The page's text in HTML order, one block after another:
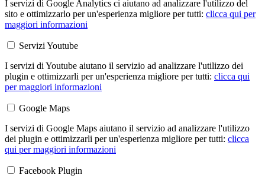
I servizi di Google Analytics ci aiutano ad analizzare l'utilizzo del
sito e ottimizzarlo per un'esperienza migliore per tutti: clicca qui per
maggiori informazioni
Servizi Youtube
I servizi di Youtube aiutano il servizio ad analizzare l'utilizzo dei
plugin e ottimizzarli per un'esperienza migliore per tutti: clicca qui
per maggiori informazioni
Google Maps
I servizi di Google Maps aiutano il servizio ad analizzare l'utilizzo
dei plugin e ottimizzarli per un'esperienza migliore per tutti: clicca
qui per maggiori informazioni
Facebook Plugin